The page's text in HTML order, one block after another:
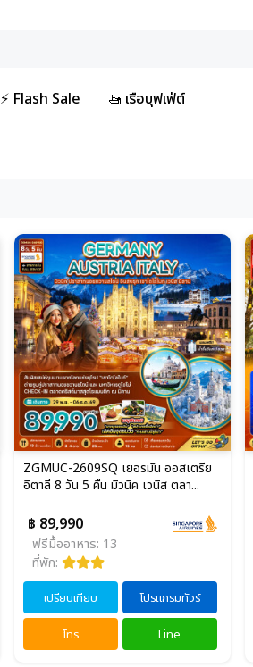
⚡ Flash Sale 🚤 เรือบุฟเฟ่ต์
ZGMUC-2609SQ เยอรมัน ออสเตรีย
อิตาลี 8 วัน 5 คืน มิวนิค เวนิส ตลา...
฿ 89,990
ฟรีมื้ออาหาร: 13
ที่พัก:
เปรียบเทียบ โปรแกรมทัวร์
โทร Line